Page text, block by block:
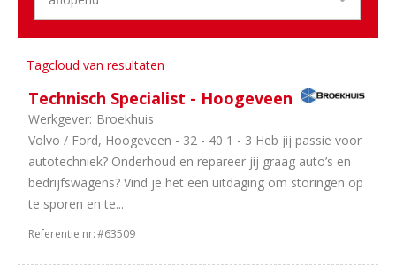
Banden
en
wielen
Opleiding
Tweewielers
Camper
en
Caravan
Aantal
Tagcloud van resultaten
Technisch Specialist - Hoogeveen
Werkgever: Broekhuis
Volvo / Ford, Hoogeveen - 32 - 40 1 - 3 Heb jij passie voor
autotechniek? Onderhoud en repareer jij graag auto’s en
bedrijfswagens? Vind je het een uitdaging om storingen op
te sporen en te...
Referentie nr:#63509